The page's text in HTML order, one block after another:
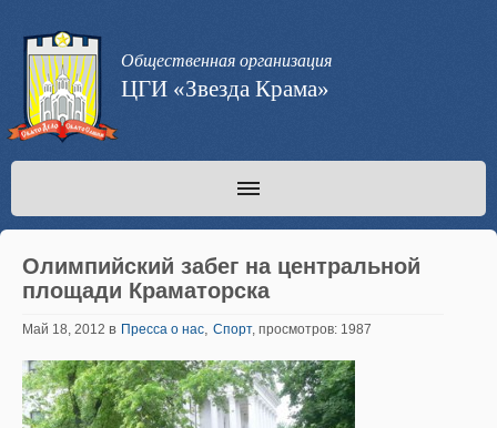
Общественная организация
ЦГИ «Звезда Крама»
Олимпийский забег на центральной
площади Краматорска
Май 18, 2012 в Пресса о нас, Спорт, просмотров: 1987